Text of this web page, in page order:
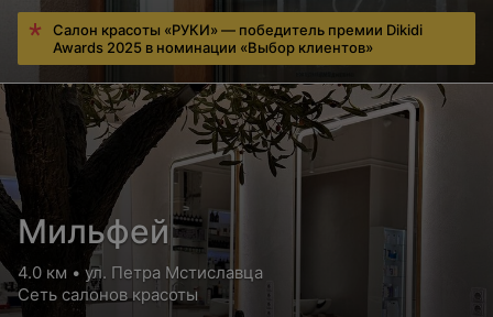
Салон красоты «РУКИ» — победитель премии Dikidi
Awards 2025 в номинации «Выбор клиентов»
Мильфей
4.0 км • ул. Петра Мстиславца
Сеть салонов красоты